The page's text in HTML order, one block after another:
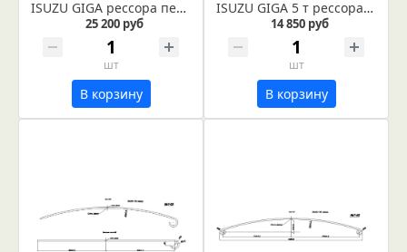
ISUZU GIGA рессора передняя лист №3 из полосы 80*25/15
25 200 руб
шт
В корзину
ISUZU GIGA 5 т рессора передняя лист №1 усиленный (Арт. IR 07-01-01) Лист не укомплектован втулками
14 850 руб
шт
В корзину